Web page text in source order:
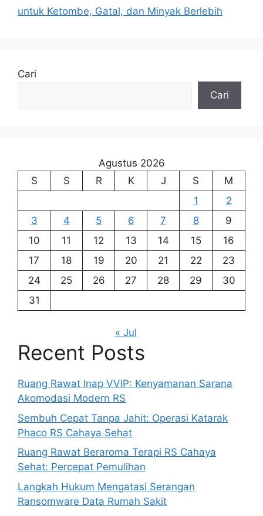
untuk Ketombe, Gatal, dan Minyak Berlebih
Cari
Cari
Agustus 2026
S
S R K J S
M
1
2
3
4 5 6 7 8
9
10
11 12 13 14 15
16
17
18 19 20 21 22
23
24
25 26 27 28 29
30
31
« Jul
Recent Posts
Ruang Rawat Inap VVIP: Kenyamanan Sarana
Akomodasi Modern RS
Sembuh Cepat Tanpa Jahit: Operasi Katarak
Phaco RS Cahaya Sehat
Ruang Rawat Beraroma Terapi RS Cahaya
Sehat: Percepat Pemulihan
Langkah Hukum Mengatasi Serangan
Ransomware Data Rumah Sakit